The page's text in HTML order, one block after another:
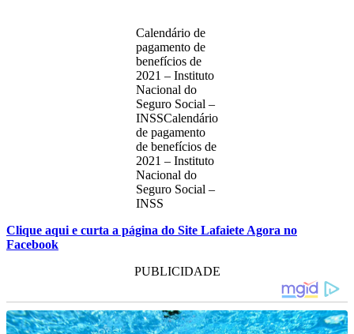
Calendário de
pagamento de
benefícios de
2021 – Instituto
Nacional do
Seguro Social –
INSSCalendário
de pagamento
de benefícios de
2021 – Instituto
Nacional do
Seguro Social –
INSS
Clique aqui e curta a página do Site Lafaiete Agora no
Facebook
PUBLICIDADE